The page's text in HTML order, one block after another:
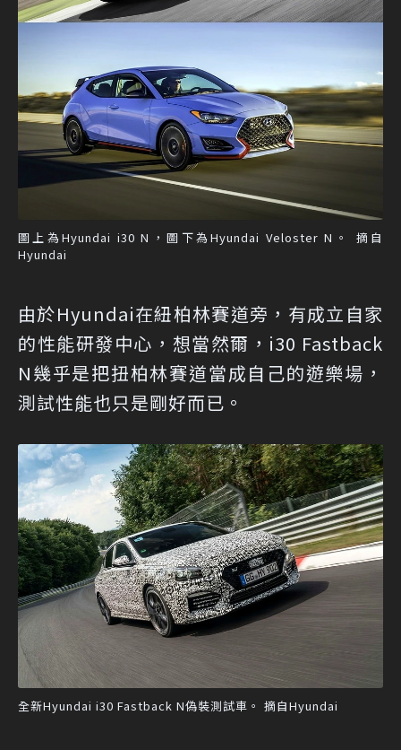
圖上為Hyundai i30 N，圖下為Hyundai Veloster N。 摘自
Hyundai
由於Hyundai在紐柏林賽道旁，有成立自家
的性能研發中心，想當然爾，i30 Fastback
N幾乎是把扭柏林賽道當成自己的遊樂場，
測試性能也只是剛好而已。
全新Hyundai i30 Fastback N偽裝測試車。 摘自Hyundai